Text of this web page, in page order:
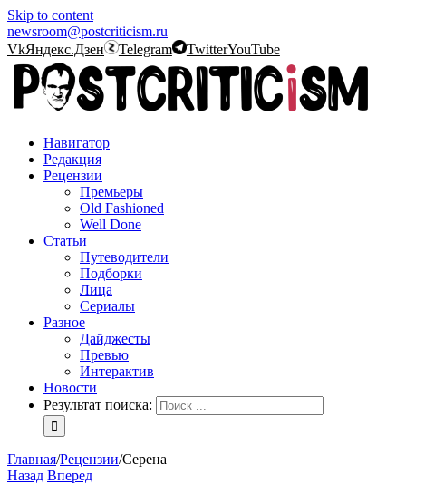
Skip to content
newsroom@postcriticism.ru
VkЯндекс.Дзен Telegram TwitterYouTube
Навигатор
Редакция
Рецензии
Премьеры
Old Fashioned
Well Done
Статьи
Путеводители
Подборки
Лица
Сериалы
Разное
Дайджесты
Превью
Интерактив
Новости
Результат поиска:
Главная/Рецензии/Серена
Назад Вперед